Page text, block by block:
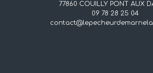
77860 COUILLY PONT AUX
09 78 28 25 04